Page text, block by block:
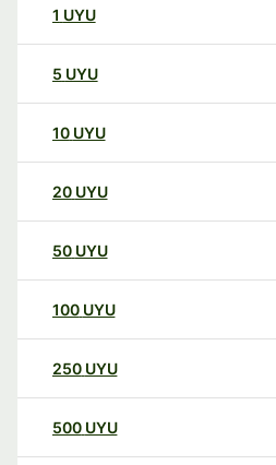
1 UYU
5 UYU
10 UYU
20 UYU
50 UYU
100 UYU
250 UYU
500 UYU